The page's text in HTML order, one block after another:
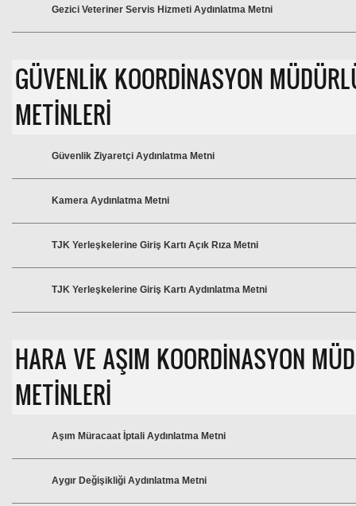
Gezici Veteriner Servis Hizmeti Aydınlatma Metni
GÜVENLİK KOORDİNASYON
METİNLERİ
Güvenlik Ziyaretçi Aydınlatma Metni
Kamera Aydınlatma Metni
TJK Yerleşkelerine Giriş Kartı Açık Rıza Metni
TJK Yerleşkelerine Giriş Kartı Aydınlatma Metni
HARA VE AŞIM KOORDİNASYON
METİNLERİ
Aşım Müracaat İptali Aydınlatma Metni
Aygır Değişikliği Aydınlatma Metni